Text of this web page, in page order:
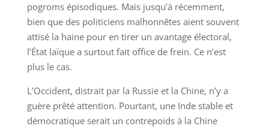
pogroms épisodiques. Mais jusqu’à récemment,
bien que des politiciens malhonnêtes aient souvent
attisé la haine pour en tirer un avantage électoral,
l’État laïque a surtout fait office de frein. Ce n’est
plus le cas.
L’Occident, distrait par la Russie et la Chine, n’y a
guère prêté attention. Pourtant, une Inde stable et
démocratique serait un contrepoids à la Chine